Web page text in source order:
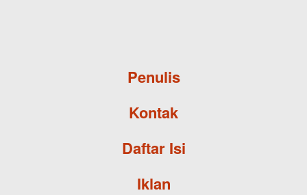
Penulis
Kontak
Daftar Isi
Iklan